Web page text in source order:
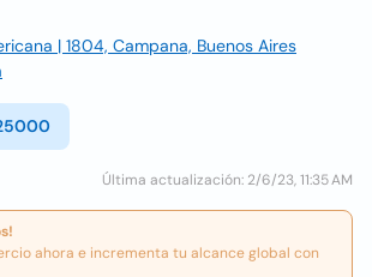
| 1804, Campana, Buenos Aires
Última actualización: 2/6/23, 11:35 AM
ahora e incrementa tu alcance global con